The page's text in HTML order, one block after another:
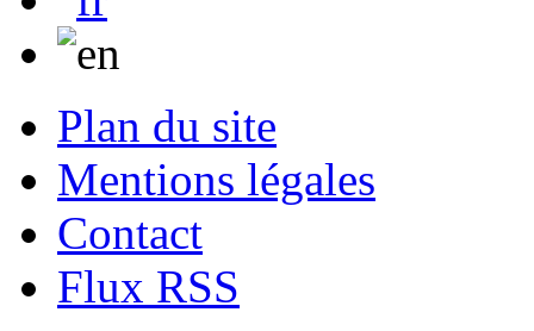
Plan du site
Mentions légales
Contact
Flux RSS